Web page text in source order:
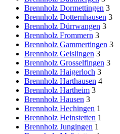
Brennholz Dormettingen 3
Brennholz Dotternhausen 3
Brennholz Dürrwangen 3
Brennholz Frommern 3
Brennholz Gammertingen 3
Brennholz Geislingen 3
Brennholz Grosselfingen 3
Brennholz Haigerloch 3
Brennholz Harthausen 4
Brennholz Hartheim 3
Brennholz Hausen 3
Brennholz Hechingen 1
Brennholz Heinstetten 1
Brennholz Jungingen 1